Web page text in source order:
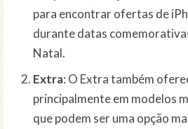
para encontrar ofertas de
durante datas
Natal.
Extra: O Extra também
principalmente em modelos
que podem ser uma opção